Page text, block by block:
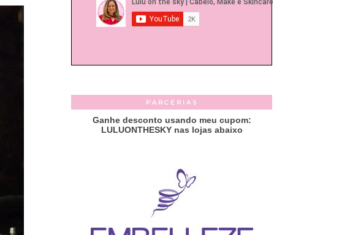
PARCERIAS
Ganhe desconto usando meu cupom:
LULUONTHESKY nas lojas abaixo